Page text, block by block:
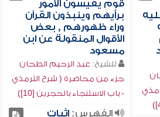
قوم يقيسون الأمور
برأيهم وينبذون القرآن
وراء ظهورهم , بعض
الأقوال المنقولة عن ابن
مسعود
للشيخ: عبد الرحيم الطحان
جزء من محاضرة ( شرح الترمذي
- باب الاستنجاء بالحجرين [10])
الفهرس:إثبات